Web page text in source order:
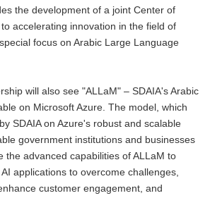
the development of a joint Center of
accelerating innovation in the field of
focus on Arabic Large Language
will also see "ALLaM" – SDAIA's Arabic
on Microsoft Azure. The model, which
SDAIA on Azure's robust and scalable
government institutions and businesses
the advanced capabilities of ALLaM to
applications to overcome challenges,
customer engagement, and